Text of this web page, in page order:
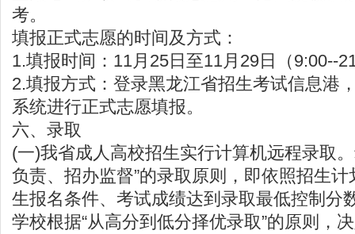
考。
填报正式志愿的时间及方式：
1.填报时间：11月25日至11月29日（9:00--
2.填报方式：登录黑龙江省招生考试信息港
系统进行正式志愿填报。
六、录取
(一)我省成人高校招生实行计算机远程录取
负责、招办监督”的录取原则，即依照招生
生报名条件、考试成绩达到录取最低控制分
学校根据“从高分到低分择优录取”的原则，